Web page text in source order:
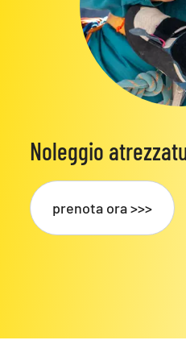
Noleggio
prenota ora >>>